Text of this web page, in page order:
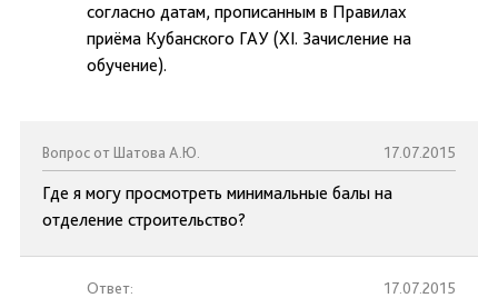
согласно датам, прописанным в Правилах
приёма Кубанского ГАУ (XI. Зачисление на
обучение).
Вопрос от Шатова А.Ю. 17.07.2015
Где я могу просмотреть минимальные балы на
отделение строительство?
Ответ: 17.07.2015